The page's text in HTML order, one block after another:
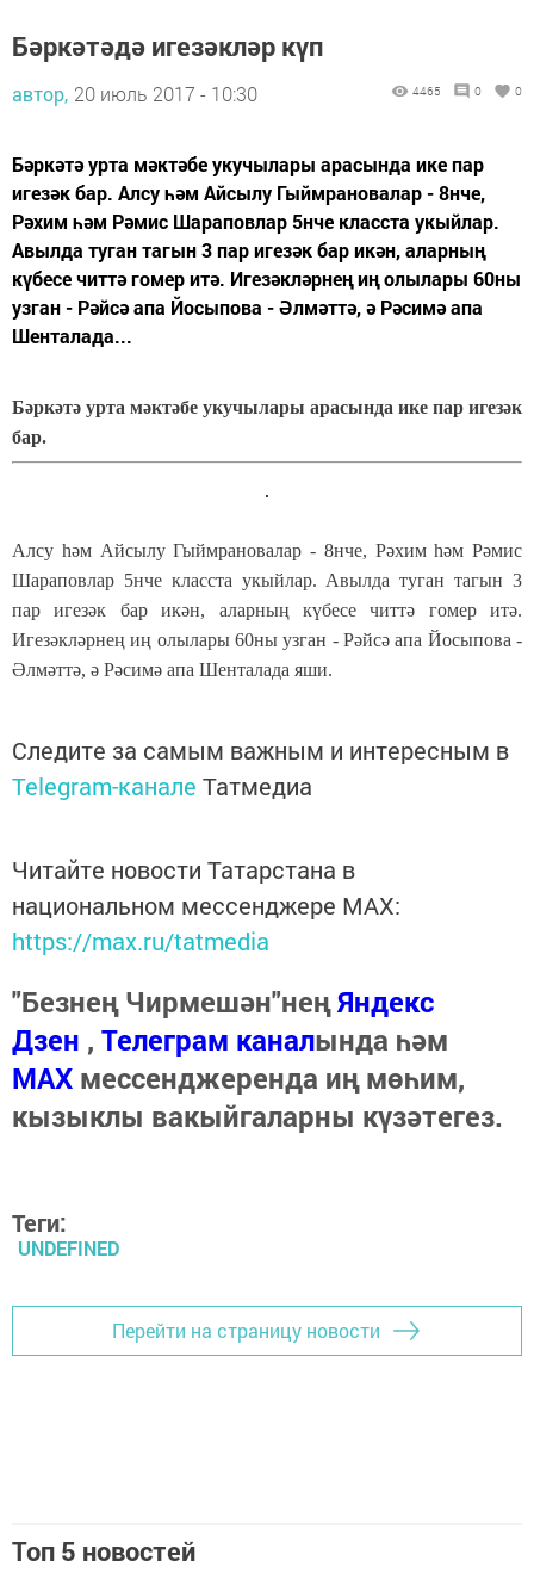
Бәркәтәдә игезәкләр күп
автор, 20 июль 2017 - 10:30 4465 0 0
Бәркәтә урта мәктәбе укучылары арасында ике пар
игезәк бар. Алсу һәм Айсылу Гыймрановалар - 8нче,
Рәхим һәм Рәмис Шараповлар 5нче класста укыйлар.
Авылда туган тагын 3 пар игезәк бар икән, аларның
күбесе читтә гомер итә. Игезәкләрнең иң олылары 60ны
узган - Рәйсә апа Йосыпова - Әлмәттә, ә Рәсимә апа
Шенталада...
Бәркәтә урта мәктәбе укучылары арасында ике пар игезәк
бар.
Алсу һәм Айсылу Гыймрановалар - 8нче, Рәхим һәм Рәмис
Шараповлар 5нче класста укыйлар. Авылда туган тагын 3
пар игезәк бар икән, аларның күбесе читтә гомер итә.
Игезәкләрнең иң олылары 60ны узган - Рәйсә апа Йосыпова -
Әлмәттә, ә Рәсимә апа Шенталада яши.
Следите за самым важным и интересным в
Telegram-канале Татмедиа
Читайте новости Татарстана в
национальном мессенджере MАХ:
https://max.ru/tatmedia
"Безнең Чирмешән"неңЯндекс
Дзен , Телеграм каналында һәм
МАХ мессенджеренда иң мөһим,
кызыклы вакыйгаларны күзәтегез.
Теги:
UNDEFINED
Перейти на страницу новости
Топ 5 новостей